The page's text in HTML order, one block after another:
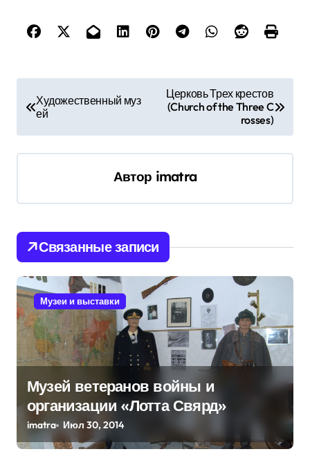
в
и
а
ц
я
п
о
з
а
и
с
я
Художественный муз
ей
Церковь Трех крестов
(Church of the Three C
rosses)
Автор imatra
Связанные записи
Музеи и выставки
Музей ветеранов войны и
организации «Лотта Свярд»
imatra Июл 30, 2014